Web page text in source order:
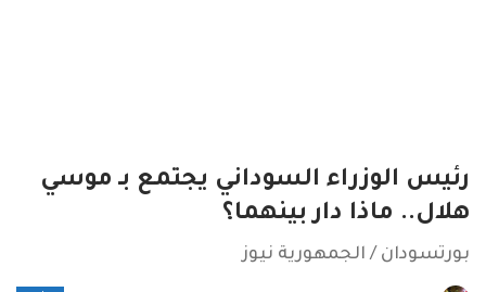
رئيس الوزراء السوداني يجتمع بـ موسي
هلال.. ماذا دار بينهما؟
بورتسودان / الجمهورية نيوز